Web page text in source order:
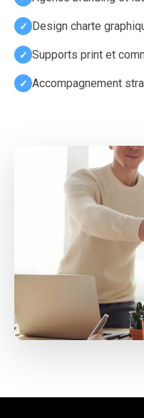
Design charte
Supports print et
Accompagnement